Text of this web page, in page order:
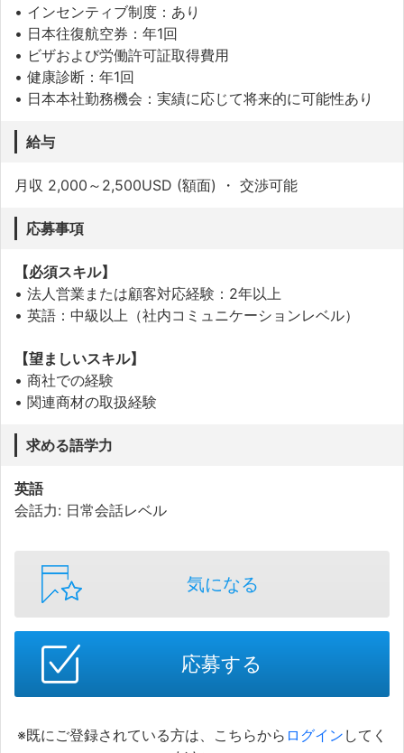
• インセンティブ制度：あり
• 日本往復航空券：年1回
• ビザおよび労働許可証取得費用
• 健康診断：年1回
• 日本本社勤務機会：実績に応じて将来的に可能性あり
給与
月収 2,000～2,500USD (額面) ・ 交渉可能
応募事項
【必須スキル】
• 法人営業または顧客対応経験：2年以上
• 英語：中級以上（社内コミュニケーションレベル）
【望ましいスキル】
• 商社での経験
• 関連商材の取扱経験
求める語学力
英語
会話力: 日常会話レベル
気になる
応募する
※既にご登録されている方は、こちらから ログイン してく